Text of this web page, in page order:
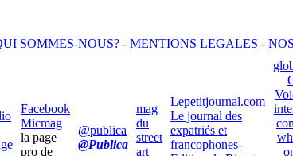
SOMMES-NOUS? - MENTIONS LEGALES -
Facebook
Micmag
la page
pro de
@publica
@Publica
mag
du
street
art
Lepetitjournal.com
Le journal des
expatriés et
francophones-